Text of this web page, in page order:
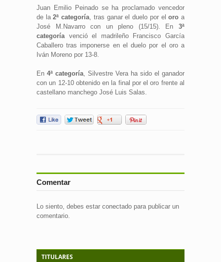
Juan Emilio Peinado se ha proclamado vencedor
de la2ª categoría, tras ganar el duelo por eloro a
José M.Navarro con un pleno (15/15). En 3ª
categoríavenció el madrileño Francisco García
Caballero tras imponerse en el duelo por el oro a
Iván Moreno por 13-8.
En 4ª categoría, Silvestre Vera ha sido el ganador
con un 12-10 obtenido en la final por el oro frente al
castellano manchego José Luis Salas.
Comentar
Lo siento, debes estar conectado para publicar un
comentario.
TITULARES